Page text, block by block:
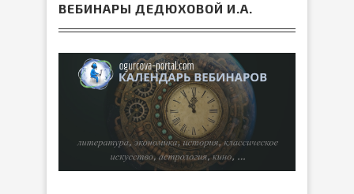
ВЕБИНАРЫ ДЕДЮХОВОЙ И.А.